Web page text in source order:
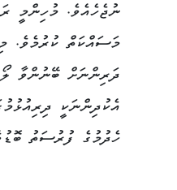
ނުޖެހެއެވެ. މުހިންމީ
މަސައްކަތް ކުރުމެވެ.
ދަރިންނަށް ބޭނުންވާ
އެކުދިންނަކީ
ހެދުމުގެ ފުރުސަތު